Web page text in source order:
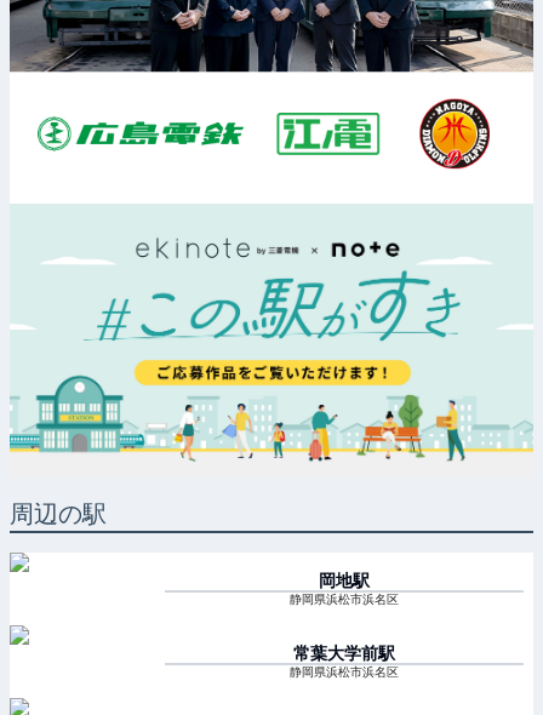
周辺の駅
岡地駅
静岡県浜松市浜名区
常葉大学前駅
静岡県浜松市浜名区